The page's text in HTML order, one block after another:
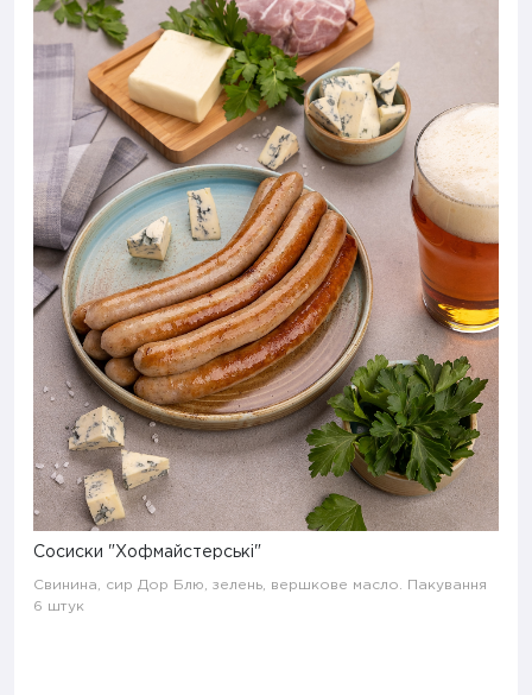
Сосиски "Хофмайстерські"
Свинина, сир Дор Блю, зелень, вершкове масло. Пакування
6 штук